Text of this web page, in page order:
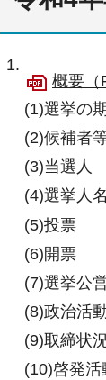
概要（
(1)選挙の
(2)候補者
(3)当選人
(4)選挙人
(5)投票
(6)開票
(7)選挙公
(8)政治活
(9)取締状
(10)啓発活